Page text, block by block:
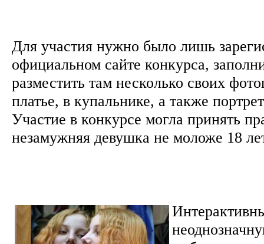
Для участия нужно было лишь
официальном сайте конкурса,
разместить там несколько своих
платье, в купальнике, а также
Участие в конкурсе могла принять
незамужняя девушка не моложе 18